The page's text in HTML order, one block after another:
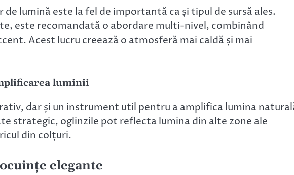
lumină este la fel de importantă ca și tipul de sursă ales.
este recomandată o abordare multi-nivel, combinând
Acest lucru creează o atmosferă mai caldă și mai
luminii
dar și un instrument util pentru a amplifica lumina
strategic, oglinzile pot reflecta lumina din alte zone ale
din colțuri.
elegante